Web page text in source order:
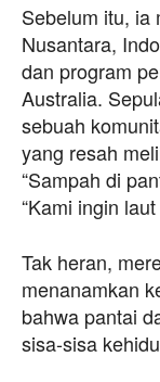
Sebelum itu, ia
Nusantara,
dan program
Australia.
sebuah
yang resah
“Sampah di
“Kami ingin
Tak heran,
menanamkan
bahwa pantai
sisa-sisa